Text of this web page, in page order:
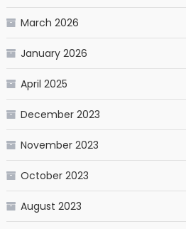
March 2026
January 2026
April 2025
December 2023
November 2023
October 2023
August 2023